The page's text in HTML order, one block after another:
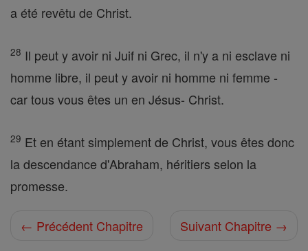
a été revêtu de Christ.
28 Il peut y avoir ni Juif ni Grec, il n'y a ni esclave ni
homme libre, il peut y avoir ni homme ni femme -
car tous vous êtes un en Jésus- Christ.
29 Et en étant simplement de Christ, vous êtes donc
la descendance d'Abraham, héritiers selon la
promesse.
← Précédent Chapitre
Suivant Chapitre →